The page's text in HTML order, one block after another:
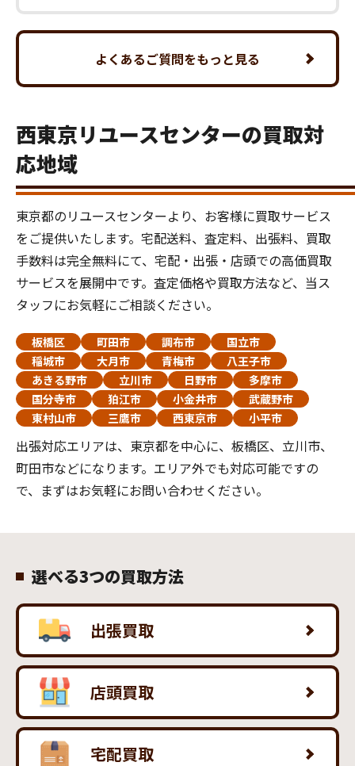
よくあるご質問をもっと見る
西東京リユースセンターの買取対
応地域
東京都のリユースセンターより、お客様に買取サービス
をご提供いたします。宅配送料、査定料、出張料、買取
手数料は完全無料にて、宅配・出張・店頭での高価買取
サービスを展開中です。査定価格や買取方法など、当ス
タッフにお気軽にご相談ください。
板橋区 町田市 調布市
国立市
稲城市
大月市 青梅市
八王子市
あきる野市
立川市 日野市
多摩市
国分寺市
狛江市 小金井市
武蔵野市
東村山市
三鷹市 西東京市 小平市
出張対応エリアは、東京都を中心に、板橋区、立川市、
町田市などになります。エリア外でも対応可能ですの
で、まずはお気軽にお問い合わせください。
選べる3つの買取方法
出張買取
店頭買取
宅配買取